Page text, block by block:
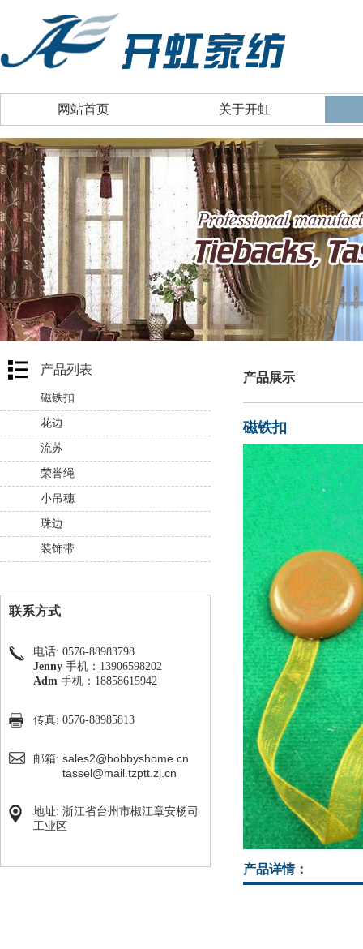
网站首页 关于开虹
产品列表
磁铁扣
花边
流苏
荣誉绳
小吊穗
珠边
装饰带
联系方式
电话: 0576-88983798
Jenny 手机：13906598202
Adm 手机：18858615942
传真: 0576-88985813
邮箱: sales2@bobbyshome.cn
tassel@mail.tzptt.zj.cn
地址: 浙江省台州市椒江章安杨司
工业区
产品展示
磁铁扣
产品详情：